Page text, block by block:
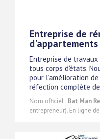
Entreprise de
d'appartements
Entreprise de
tous corps d'états.
pour l'amélioration
réfection complète
Nom officiel : Bat Man
entrepreneur). En ligne